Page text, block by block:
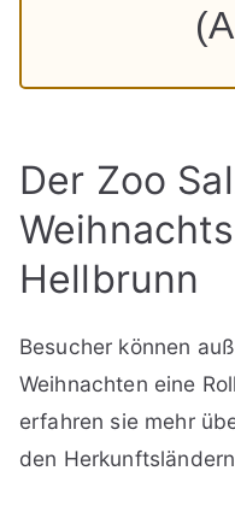
Der Zoo
Hellbrunn
Besucher können
Weihnachten eine
erfahren sie mehr
den